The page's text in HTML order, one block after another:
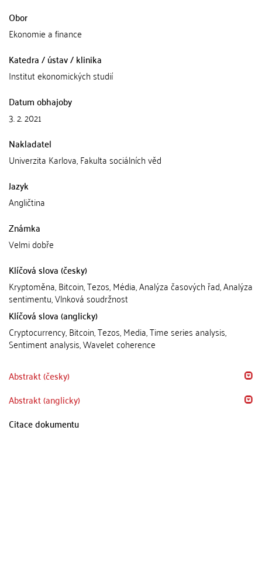
Obor
Ekonomie a finance
Katedra / ústav / klinika
Institut ekonomických studií
Datum obhajoby
3. 2. 2021
Nakladatel
Univerzita Karlova, Fakulta sociálních věd
Jazyk
Angličtina
Známka
Velmi dobře
Klíčová slova (česky)
Kryptoměna, Bitcoin, Tezos, Média, Analýza časových řad, Analýza
sentimentu, Vlnková soudržnost
Klíčová slova (anglicky)
Cryptocurrency, Bitcoin, Tezos, Media, Time series analysis,
Sentiment analysis, Wavelet coherence
Abstrakt (česky)
Abstrakt (anglicky)
Citace dokumentu